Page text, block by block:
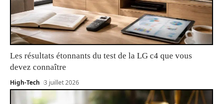
Les résultats étonnants du test de la LG c4 que vous
devez connaître
High-Tech 3 juillet 2026